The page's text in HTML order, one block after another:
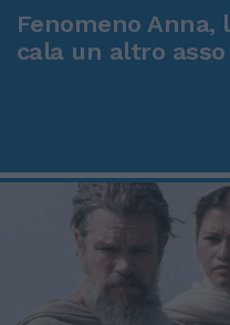
Fenomeno Anna,
cala un altro asso